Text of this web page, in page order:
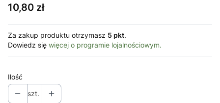
Cena
10,80 zł
Za zakup produktu otrzymasz 5 pkt.
Dowiedz się więcej o programie lojalnościowym.
Ilość
szt.